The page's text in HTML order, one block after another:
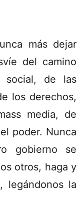
más dejar
del camino
social, de las
los derechos,
media, de
poder. Nunca
gobierno se
otros, haga y
legándonos la